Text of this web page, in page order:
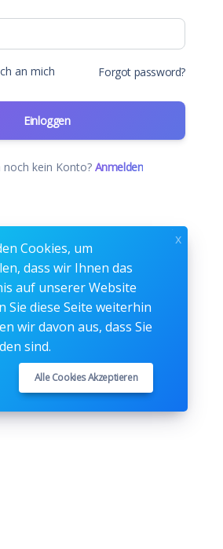
an mich Forgot password?
Einloggen
noch kein Konto? Anmelden
Cookies, um
dass wir Ihnen das
auf unserer Website
Sie diese Seite weiterhin
wir davon aus, dass Sie
sind.
Alle Cookies Akzeptieren
x